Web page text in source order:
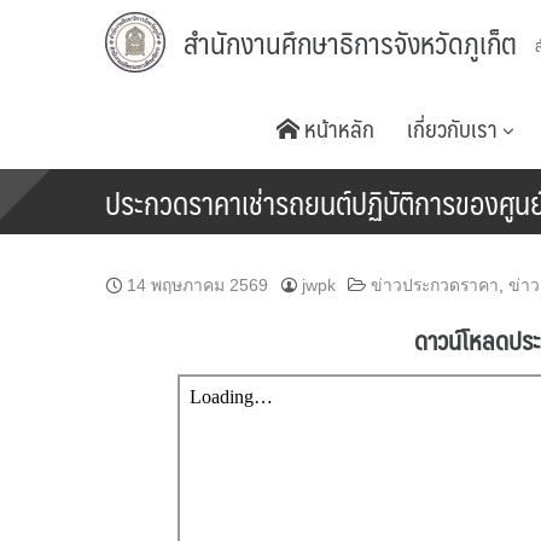
สำนักงานศึกษาธิการจังหวัดภูเก็ต
หน้าหลัก เกี่ยวกับเรา
ประกวดราคาเช่ารถยนต์ปฏิบัติการของศู
14 พฤษภาคม 2569 jwpk ข่าวประกวดราคา ข่า
ดาวน์โหลดป